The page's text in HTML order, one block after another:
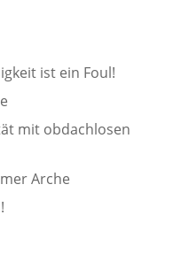
ist ein Foul!
mit obdachlosen
Arche